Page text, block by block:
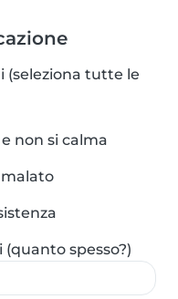
tutte le
non si calma
spesso?)